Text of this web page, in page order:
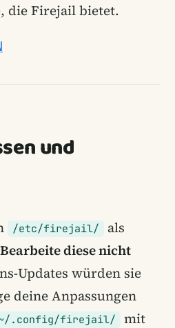
die Firejail bietet.
und
/etc/firejail/ als
Bearbeite diese nicht
Updates würden sie
deine Anpassungen
.config/firejail/
mit